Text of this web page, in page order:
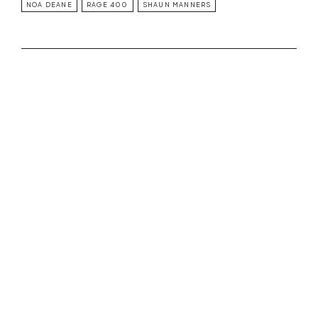
NOA DEANE RAGE 400 SHAUN MANNERS